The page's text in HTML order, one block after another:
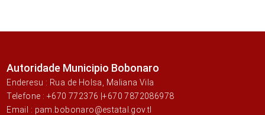
Autoridade Municipio Bobonaro
Enderesu : Rua de Holsa, Maliana Vila
Telefone : +670 772376 |+670 7872086978
Email : pam.bobonaro@estatal.gov.tl